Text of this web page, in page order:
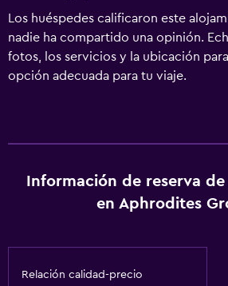
Los huéspedes calificaron este
nadie ha compartido una opinión.
fotos, los servicios y la ubicación
opción adecuada para tu viaje.
Información de reserva
en Aphrodites
Relación calidad-precio